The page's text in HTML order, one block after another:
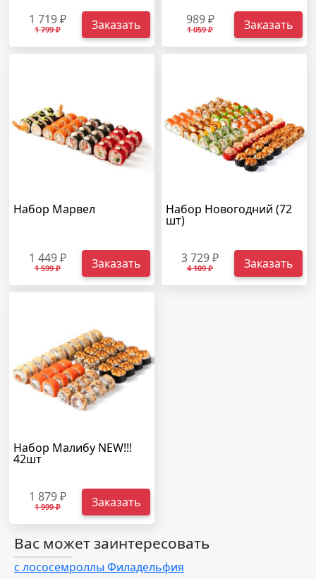
1 719 ₽
1 799 ₽ Заказать 989 ₽
1 059 ₽ Заказать
Набор Марвел
1 449 ₽
1 599 ₽ Заказать
Набор Новогодний (72
шт)
3 729 ₽
4 109 ₽ Заказать
Набор Малибу NEW!!!
42шт
1 879 ₽
1 999 ₽ Заказать
Вас может заинтересовать
с лососемроллы Филадельфия